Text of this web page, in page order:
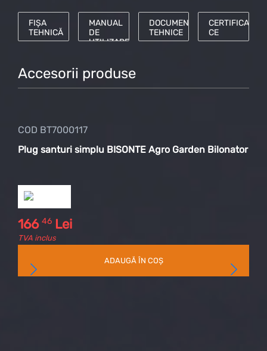
FIȘA
TEHNICĂ
MANUAL
DE
UTILIZARE
DOCUMENTE
TEHNICE
CERTIFICAT
CE
Accesorii produse
COD BT7000117
Plug santuri simplu BISONTE Agro Garden Bilonator
166 46 Lei
TVA inclus
ADAUGĂ ÎN COȘ